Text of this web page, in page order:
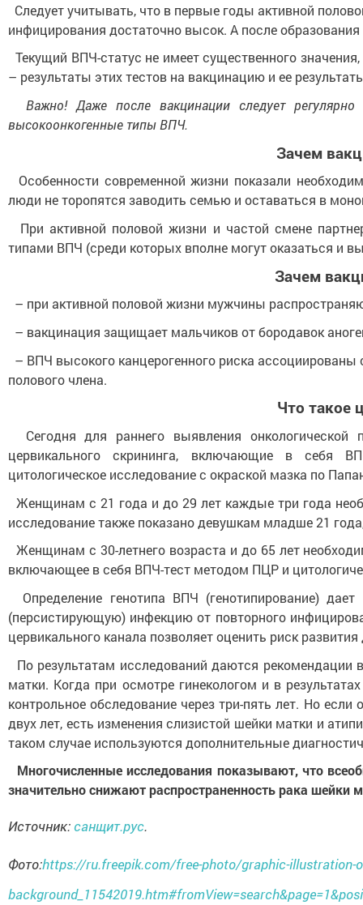
Следует учитывать, что в первые годы активной
инфицирования достаточно высок. А после
Текущий ВПЧ-статус не имеет существенного
– результаты этих тестов на вакцинацию и ее
Важно! Даже после вакцинации следует
высокоонкогенные типы ВПЧ.
Зачем
Особенности современной жизни показали
люди не торопятся заводить семью и оставаться в
При активной половой жизни и частой смене
типами ВПЧ (среди которых вполне могут оказаться и
Зачем
– при активной половой жизни мужчины
– вакцинация защищает мальчиков от бородавок
– ВПЧ высокого канцерогенного риска
полового члена.
Что такое
Сегодня для раннего выявления
цервикального скрининга, включающие в себя
цитологическое исследование с окраской мазка по
Женщинам с 21 года и до 29 лет каждые три года
исследование также показано девушкам младше 21
Женщинам с 30-летнего возраста и до 65 лет
включающее в себя ВПЧ-тест методом ПЦР и
Определение генотипа ВПЧ (генотипирование)
(персистирующую) инфекцию от повторного
цервикального канала позволяет оценить риск
По результатам исследований даются рекомендации
матки. Когда при осмотре гинекологом и в
контрольное обследование через три-пять лет. Но
двух лет, есть изменения слизистой шейки матки и
таком случае используются дополнительные
Многочисленные исследования показывают, что
значительно снижают распространенность рака шейки
Источник:санщит.рус.
Фото:https://ru.freepik.com/free-photo/graphic-illustration-